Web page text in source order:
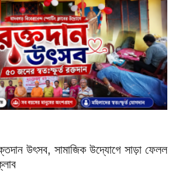
উৎসব, সামাজিক উদ্যোগে সাড়া ফেলল